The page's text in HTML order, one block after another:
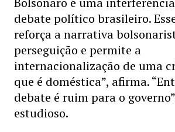
debate político brasileiro.
reforça a narrativa
perseguição e permite a
internacionalização de uma
que é doméstica”, afirma.
debate é ruim para o
estudioso.